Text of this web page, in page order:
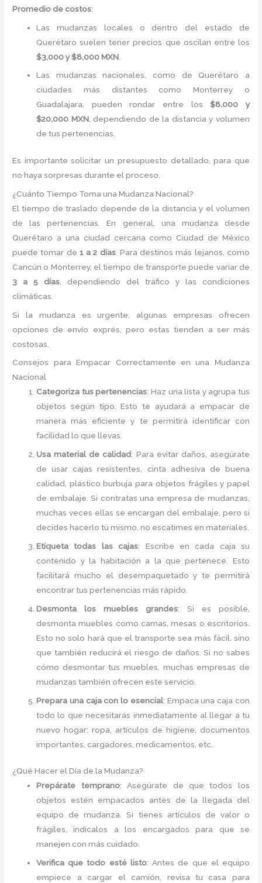
Promedio de costos:
Las mudanzas locales o dentro del estado de
Querétaro suelen tener precios que oscilan entre los
$3,000 y $8,000 MXN
Las mudanzas nacionales, como de Querétaro a
ciudades más distantes como Monterrey o
Guadalajara, pueden rondar entre los$8,000 y
$20,000 MXN, dependiendo de la distancia y volumen
de tus pertenencias.
Es importante solicitar un presupuesto detallado, para que
no haya sorpresas durante el proceso.
¿Cuánto Tiempo Toma una Mudanza Nacional?
El tiempo de traslado depende de la distancia y el volumen
de las pertenencias. En general, una mudanza desde
Querétaro a una ciudad cercana como Ciudad de México
puede tomar de 1 a 2 días. Para destinos más lejanos, como
Cancún o Monterrey, el tiempo de transporte puede variar de
3 a 5 días , dependiendo del tráfico y las condiciones
climáticas.
Si la mudanza es urgente, algunas empresas ofrecen
opciones de envío exprés, pero estas tienden a ser más
costosas.
Consejos para Empacar Correctamente en una Mudanza
Nacional
Categoriza tus pertenencias: Haz una lista y agrupa tus
objetos según tipo. Esto te ayudará a empacar de
manera más eficiente y te permitirá identificar con
facilidad lo que llevas.
Usa material de calidad: Para evitar daños, asegúrate
de usar cajas resistentes, cinta adhesiva de buena
calidad, plástico burbuja para objetos frágiles y papel
de embalaje. Si contratas una empresa de mudanzas,
muchas veces ellas se encargan del embalaje, pero si
decides hacerlo tú mismo, no escatimes en materiales.
Etiqueta todas las cajas: Escribe en cada caja su
contenido y la habitación a la que pertenece. Esto
facilitará mucho el desempaquetado y te permitirá
encontrar tus pertenencias más rápido.
Desmonta los muebles grandes: Si es posible,
desmonta muebles como camas, mesas o escritorios.
Esto no solo hará que el transporte sea más fácil, sino
que también reducirá el riesgo de daños. Si no sabes
cómo desmontar tus muebles, muchas empresas de
mudanzas también ofrecen este servicio.
Prepara una caja con lo esencial: Empaca una caja con
todo lo que necesitarás inmediatamente al llegar a tu
nuevo hogar: ropa, artículos de higiene, documentos
importantes, cargadores, medicamentos, etc.
¿Qué Hacer el Día de la Mudanza?
Prepárate temprano: Asegúrate de que todos los
objetos estén empacados antes de la llegada del
equipo de mudanza. Si tienes artículos de valor o
frágiles, indícalos a los encargados para que se
manejen con más cuidado.
Verifica que todo esté listo: Antes de que el equipo
empiece a cargar el camión, revisa tu casa para